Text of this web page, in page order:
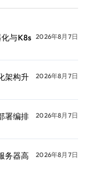
与K8s 2026年8月7日
架构升
2026年8月7日
署编排
2026年8月7日
务器高
2026年8月7日